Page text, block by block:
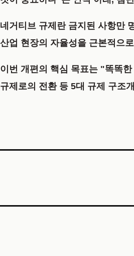
네거티브 규제란 금지된 사항만
산업 현장의 자율성을 근본적으
이번 개편의 핵심 목표는 "똑똑
규제로의 전환 등 5대 규제 구조